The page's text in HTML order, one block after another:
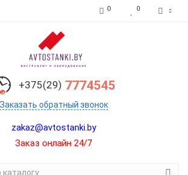
0 0
+375(29) 7774545
Заказать обратный звонок
zakaz@avtostanki.by
Заказ онлайн 24/7